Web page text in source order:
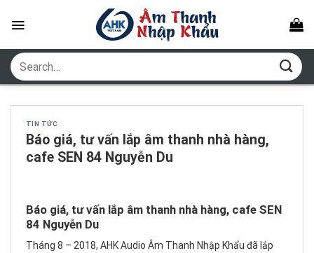
Search
for:
TIN TỨC
Báo giá, tư vấn lắp âm thanh nhà hàng,
cafe SEN 84 Nguyễn Du
Báo giá, tư vấn lắp âm thanh nhà hàng, cafe SEN
84 Nguyễn Du
Tháng 8 – 2018, AHK Audio Âm Thanh Nhập Khẩu đã lắp